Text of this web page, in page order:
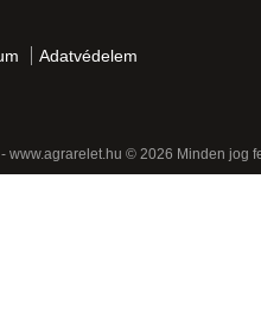
Adatvédelem
www.agrarelet.hu © 2026 Minden jog